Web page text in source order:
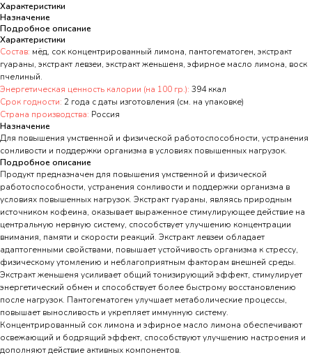
Характеристики
Назначение
Подробное описание
Характеристики
Состав: мёд, сок концентрированный лимона, пантогематоген, экстракт
гуараны, экстракт левзеи, экстракт женьшеня, эфирное масло лимона, воск
пчелиный.
Энергетическая ценность калории (на 100 гр.): 394 ккал
Срок годности: 2 года с даты изготовления (см. на упаковке)
Страна производства: Россия
Назначение
Для повышения умственной и физической работоспособности, устранения
сонливости и поддержки организма в условиях повышенных нагрузок.
Подробное описание
Продукт предназначен для повышения умственной и физической
работоспособности, устранения сонливости и поддержки организма в
условиях повышенных нагрузок. Экстракт гуараны, являясь природным
источником кофеина, оказывает выраженное стимулирующее действие на
центральную нервную систему, способствует улучшению концентрации
внимания, памяти и скорости реакций. Экстракт левзеи обладает
адаптогенными свойствами, повышает устойчивость организма к стрессу,
физическому утомлению и неблагоприятным факторам внешней среды.
Экстракт женьшеня усиливает общий тонизирующий эффект, стимулирует
энергетический обмен и способствует более быстрому восстановлению
после нагрузок. Пантогематоген улучшает метаболические процессы,
повышает выносливость и укрепляет иммунную систему.
Концентрированный сок лимона и эфирное масло лимона обеспечивают
освежающий и бодрящий эффект, способствуют улучшению настроения и
дополняют действие активных компонентов.